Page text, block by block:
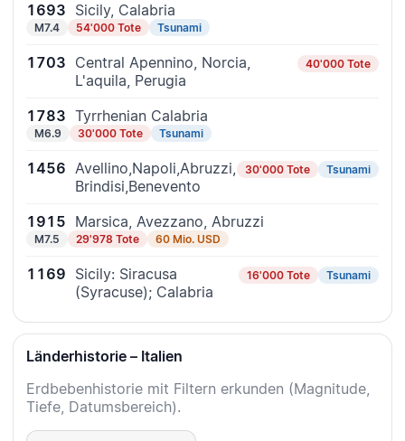
1693 Sicily, Calabria
M7.4 54'000 Tote Tsunami
1703 Central Apennino, Norcia,
L'aquila, Perugia
40'000 Tote
1783 Tyrrhenian Calabria
M6.9 30'000 Tote Tsunami
1456 Avellino,Napoli,Abruzzi,
Brindisi,Benevento
30'000 Tote Tsunami
1915 Marsica, Avezzano, Abruzzi
M7.5 29'978 Tote 60 Mio. USD
1169 Sicily: Siracusa
(Syracuse); Calabria
16'000 Tote Tsunami
Länderhistorie – Italien
Erdbebenhistorie mit Filtern erkunden (Magnitude,
Tiefe, Datumsbereich).